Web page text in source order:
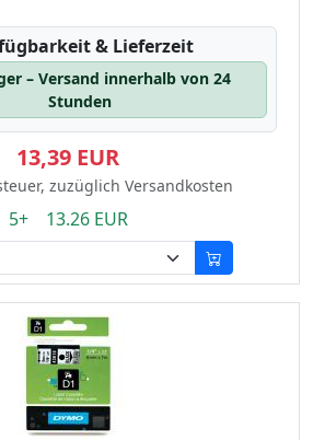
& Lieferzeit
– Versand innerhalb von 24
Stunden
13,39 EUR
zuzüglich Versandkosten
5+ 13.26 EUR